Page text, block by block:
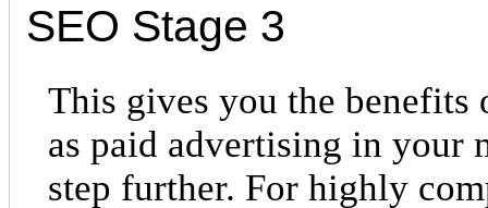
SEO Stage 3
This gives you the benefits
as paid advertising in your
step further. For highly